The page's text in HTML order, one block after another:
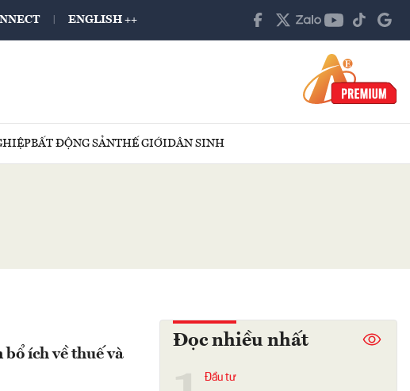
ENGLISH ++
BẤT ĐỘNG SẢNTHẾ GIỚIDÂN SINH
ích về thuế và
Đọc nhiều nhất
Đầu tư